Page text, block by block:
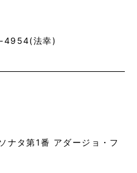
4954(法幸)
ナタ第1番 アダージョ・フ